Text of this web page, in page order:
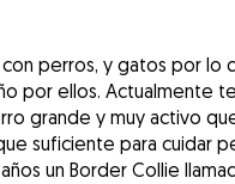
perros, y gatos por lo
por ellos. Actualmente
grande y muy activo
suficiente para cuidar
un Border Collie